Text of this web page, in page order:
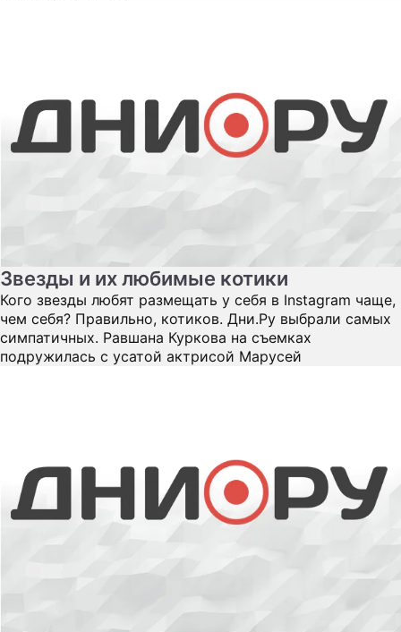
Звезды и их любимые котики
Кого звезды любят размещать у себя в Instagram чаще,
чем себя? Правильно, котиков. Дни.Ру выбрали самых
симпатичных. Равшана Куркова на съемках
подружилась с усатой актрисой Марусей